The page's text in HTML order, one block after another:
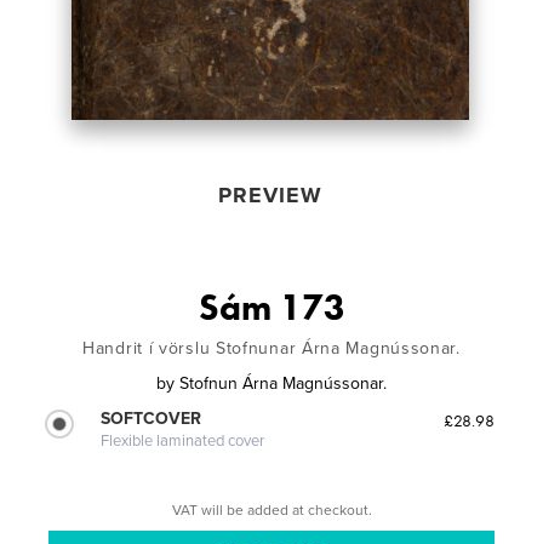
PREVIEW
Sám 173
Handrit í vörslu Stofnunar Árna Magnússonar.
by Stofnun Árna Magnússonar.
SOFTCOVER
Flexible laminated cover
£28.98
VAT will be added at checkout.